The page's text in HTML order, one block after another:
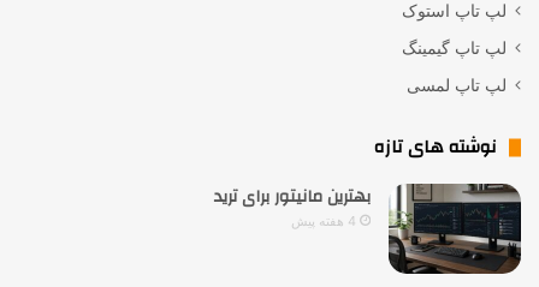
لپ تاپ استوک
لپ تاپ گیمینگ
لپ تاپ لمسی
نوشته های تازه
بهترین مانیتور برای ترید
4 هفته پیش